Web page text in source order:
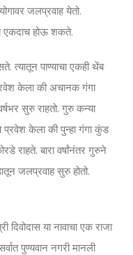
जलप्रवाह येतो.
एकदाच होऊ शकते.
त्यातून पाण्याचा एकही थेंब
केला की अचानक गंगा
सुरु राहतो. गुरु कन्या
प्रवेश केला की पुन्हा गंगा कुंड
राहते. बारा वर्षांनंतर गुरुने
जलप्रवाह सुरु होतो.
दिवोदास या नावाचा एक राजा
पुण्यवान नगरी मानली